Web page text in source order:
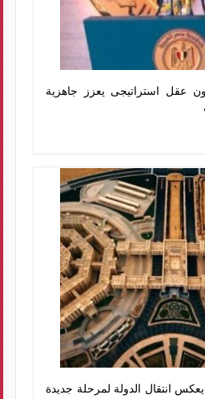
عقل استراتيجى يعزز جاهزية
يعكس انتقال الدولة لمرحلة جديدة